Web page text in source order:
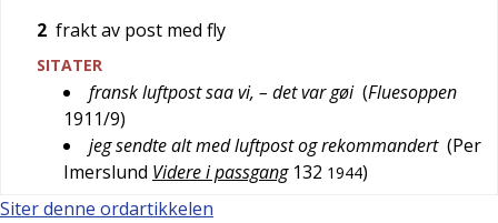
2 frakt av post med fly
SITATER
fransk luftpost saa vi, – det var gøi (Fluesoppen
1911/9)
jeg sendte alt med luftpost og rekommandert (Per
Imerslund Videre i passgang 132 1944)
Siter denne ordartikkelen